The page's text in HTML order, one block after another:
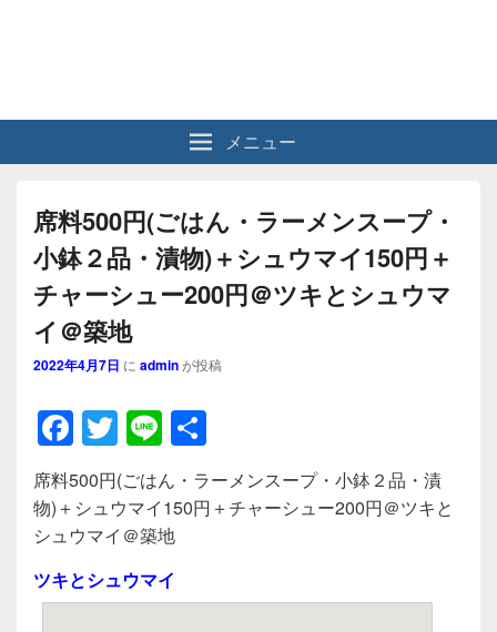
メニュー
席料500円(ごはん・ラーメンスープ・
小鉢２品・漬物)＋シュウマイ150円＋
チャーシュー200円＠ツキとシュウマ
イ＠築地
2022年4月7日 に adminが投稿
F
a
c
e
b
o
T
wi
tt
er
Li
n
e
有
席料500円(ごはん・ラーメンスープ・小鉢２品・漬
物)＋シュウマイ150円＋チャーシュー200円＠ツキと
シュウマイ＠築地
ツキとシュウマイ